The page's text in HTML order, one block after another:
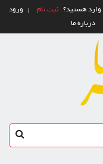
وارد هستید؟ ثبت نام
ورود
درباره ما